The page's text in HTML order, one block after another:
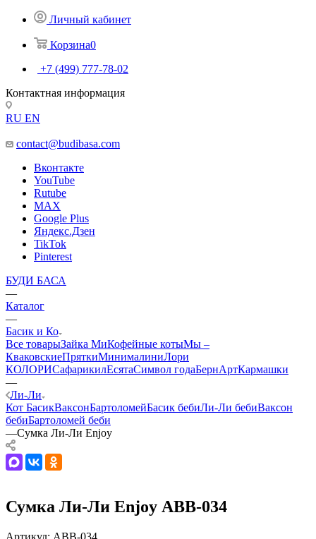
Личный кабинет
Корзина0
+7 (499) 777-78-02
Контактная информация
RU EN
contact@budibasa.com
Вконтакте
YouTube
Rutube
MAX
Google Plus
Яндекс.Дзен
TikTok
Pinterest
БУДИ БАСА
—
Каталог
—
Басик и Ко
Все товарыЗайка МиКофейные котыМы –
КваковскиеПряткиМинималиниЛори
КОЛОРИСафарикилЕсятаСимвол годаБернАртКармашки
—
Ли-Ли
Кот БасикВаксонБартоломейБасик бебиЛи-Ли бебиВаксон
бебиБартоломей беби
—Сумка Ли‑Ли Enjoy
Сумка Ли‑Ли Enjoy АВВ-034
Артикул: ABB-034